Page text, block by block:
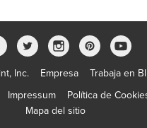
Inc. Empresa Trabaja en
Impressum Política de
Mapa del sitio